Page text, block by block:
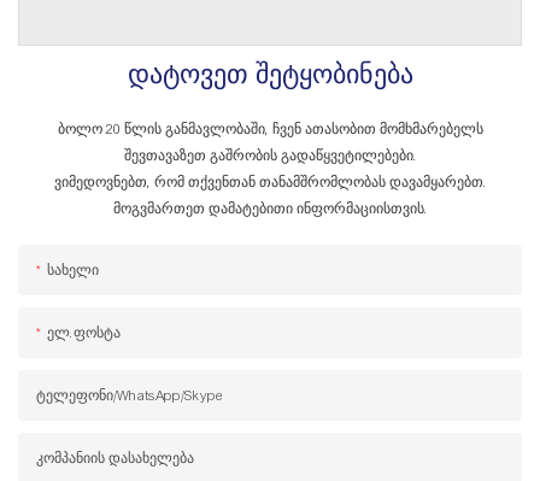
დატოვეთ შეტყობინება
ბოლო 20 წლის განმავლობაში, ჩვენ ათასობით მომხმარებელს
შევთავაზეთ გაშრობის გადაწყვეტილებები.
ვიმედოვნებთ, რომ თქვენთან თანამშრომლობას დავამყარებთ.
მოგვმართეთ დამატებითი ინფორმაციისთვის.
Სახელი
Ელ.ფოსტა
Ტელეფონი/WhatsApp/Skype
Კომპანიის Დასახელება